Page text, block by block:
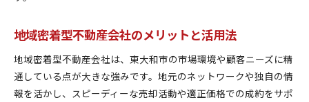
地域密着型不動産会社のメリットと活用法
地域密着型不動産会社は、東大和市の市場環境や顧客ニーズに精
通している点が大きな強みです。地元のネットワークや独自の情
報を活かし、スピーディーな売却活動や適正価格での成約をサポ